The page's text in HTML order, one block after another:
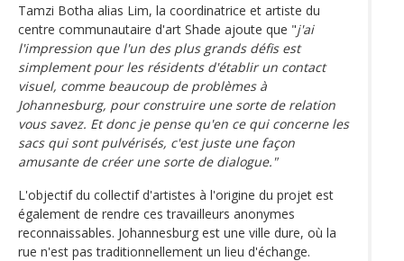
Tamzi Botha alias Lim, la coordinatrice et artiste du
centre communautaire d'art Shade ajoute que "j'ai
l'impression que l'un des plus grands défis est
simplement pour les résidents d'établir un contact
visuel, comme beaucoup de problèmes à
Johannesburg, pour construire une sorte de relation
vous savez. Et donc je pense qu'en ce qui concerne les
sacs qui sont pulvérisés, c'est juste une façon
amusante de créer une sorte de dialogue."
L'objectif du collectif d'artistes à l'origine du projet est
également de rendre ces travailleurs anonymes
reconnaissables. Johannesburg est une ville dure, où la
rue n'est pas traditionnellement un lieu d'échange.